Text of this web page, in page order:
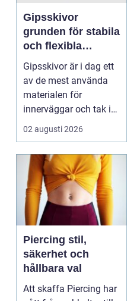
Gipsskivor
grunden för stabila
och flexibla
innerväggar
Gipsskivor är i dag ett
av de mest använda
materialen för
innerväggar och tak i
både bostäder och of...
02 augusti 2026
Piercing stil,
säkerhet och
hållbara val
Att skaffa Piercing har